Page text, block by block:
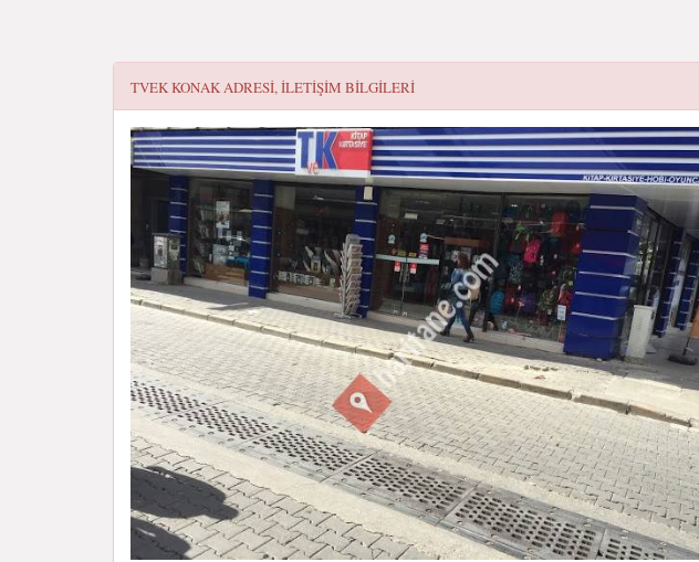
TVEK KONAKADRESI, ILETIŞIM BILGILERI